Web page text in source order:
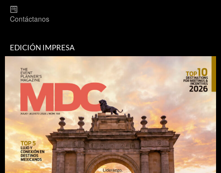
Contáctanos
EDICIÓN IMPRESA